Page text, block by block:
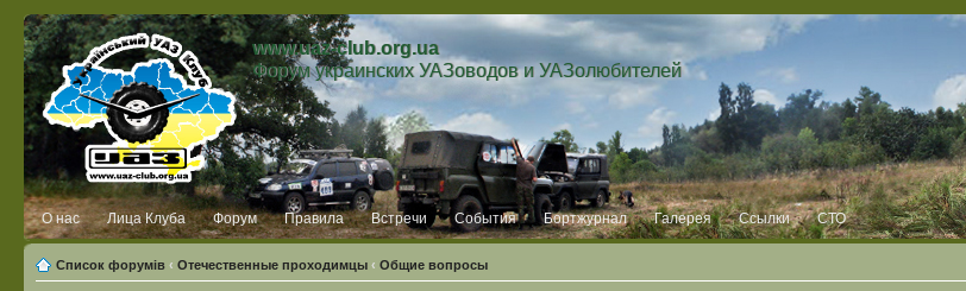
www.uaz-club.org.ua
Форум украинских УАЗоводов и УАЗолюбителей
О нас Лица Клуба Форум Правила Встречи События Бортжурнал Галерея Ссылки СТО
Список форумів ‹ Отечественные проходимцы ‹ Общие вопросы